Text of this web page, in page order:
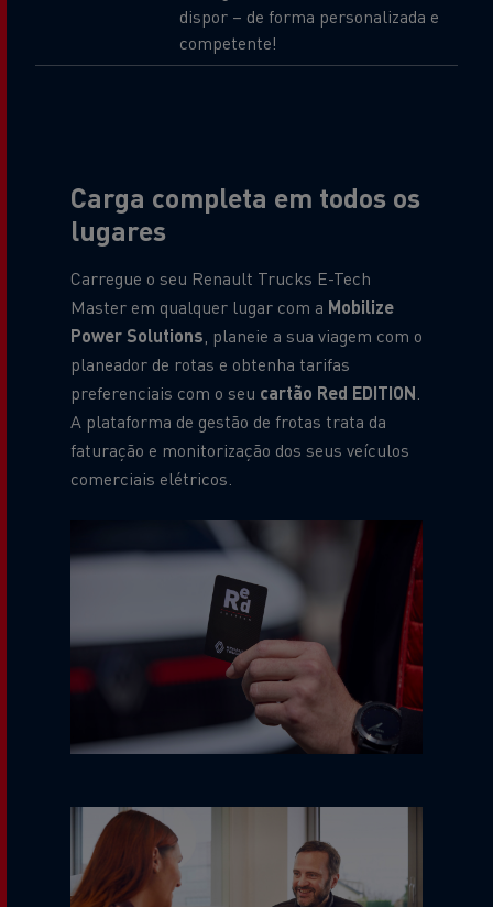
dispor – de forma personalizada e
competente!
Carga completa em todos os
lugares
Carregue o seu Renault Trucks E-Tech
Master em qualquer lugar com a Mobilize
Power Solutions , planeie a sua viagem com o
planeador de rotas e obtenha tarifas
preferenciais com o seu cartão Red EDITION
A plataforma de gestão de frotas trata da
faturação e monitorização dos seus veículos
comerciais elétricos.